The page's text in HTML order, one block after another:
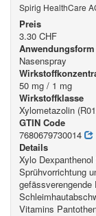
Spirig HealthCare
Preis
3.30 CHF
Anwendungsform
Nasenspray
50 mg / 1 mg
Wirkstoffklasse
Xylometazolin
GTIN Code
7680679730014
Details
Xylo
Sprühvorrichtung
Vitamins